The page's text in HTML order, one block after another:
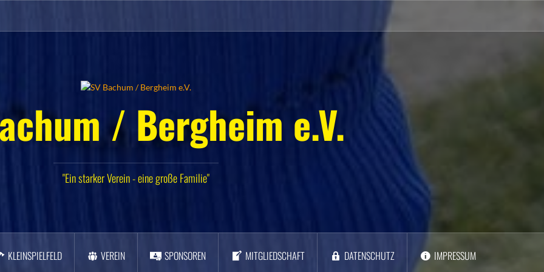
/ Bergheim e.V.
"Ein starker Verein - eine große Familie"
KLEINSPIELFELD VEREIN SPONSOREN MITGLIEDSCHAFT DATENSCHUTZ IMPRESSUM